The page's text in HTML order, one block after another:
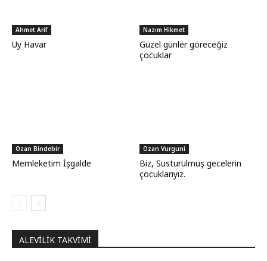
Ahmet Arif
Uy Havar
Nazım Hikmet
Güzel günler göreceğiz
çocuklar
Ozan Bindebir
Memleketim İşgalde
Ozan Vurguni
Biz, Susturulmuş gecelerin
çocuklarıyız.
ALEVILIK TAKVIMI